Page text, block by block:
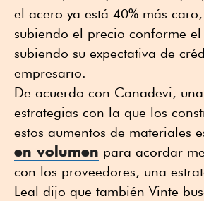
el acero ya está 40% más
subiendo el precio conforme el
subiendo su expectativa de
empresario.
De acuerdo con Canadevi,
estrategias con la que los
estos aumentos de materiales
en volumen para acordar
con los proveedores, una
Leal dijo que también Vinte